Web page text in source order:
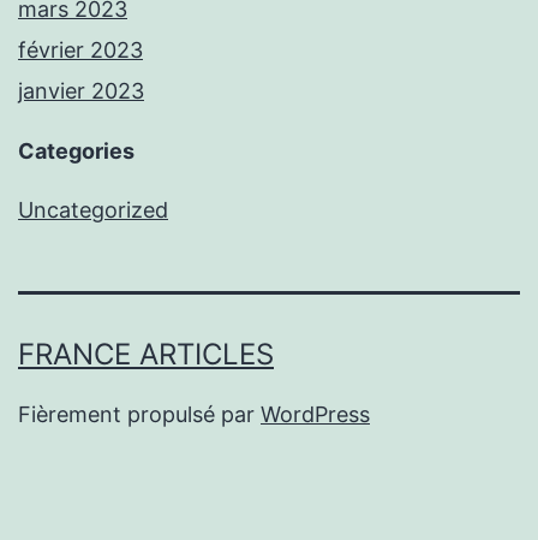
mars 2023
février 2023
janvier 2023
Categories
Uncategorized
FRANCE ARTICLES
Fièrement propulsé par WordPress